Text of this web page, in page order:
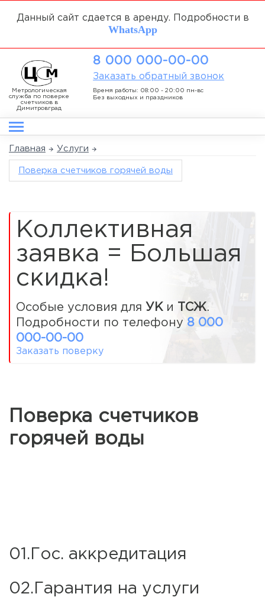
Данный сайт сдается в аренду. Подробности в
WhatsApp
Метрологическая
служба по поверке
счетчиков в
Димитровград
8 000 000-00-00
Заказать обратный звонок
Время работы: 08:00 - 20:00 пн-вс
Без выходных и праздников
Главная Услуги
Поверка счетчиков горячей воды
Коллективная
заявка = Большая
скидка!
Особые условия для УК и ТСЖ.
Подробности по телефону 8 000
000-00-00
Заказать поверку
Поверка счетчиков
горячей воды
01.Гос. аккредитация
02.Гарантия на услуги